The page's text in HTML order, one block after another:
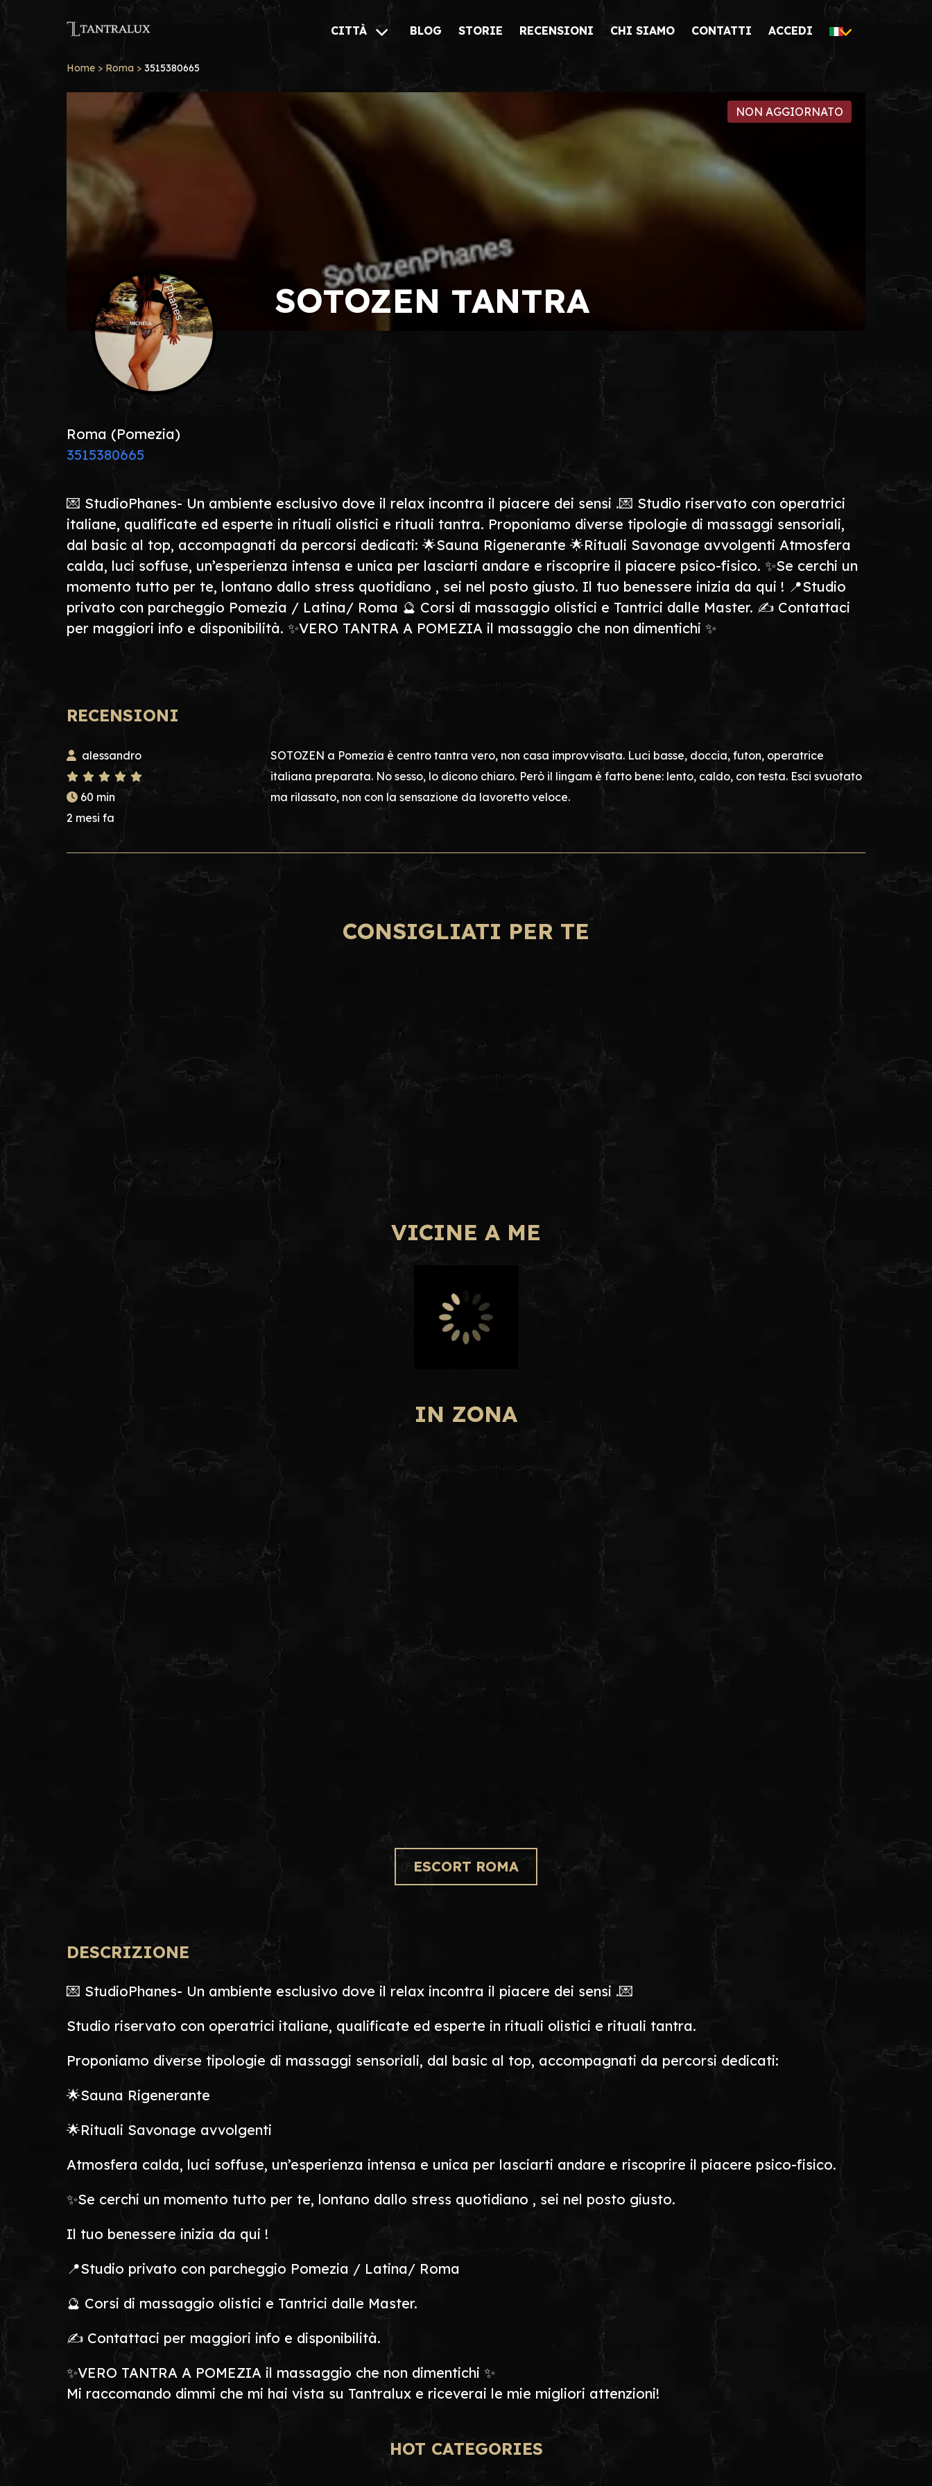
CITTÀ BLOG STORIE RECENSIONI CHI SIAMO CONTATTI ACCEDI
Home > Roma > 3515380665
SOTOZEN TANTRA
NON AGGIORNATO
Roma (Pomezia)
3515380665
💌 StudioPhanes- Un ambiente esclusivo dove il relax incontra il piacere dei sensi .💌 Studio riservato con operatrici
italiane, qualificate ed esperte in rituali olistici e rituali tantra. Proponiamo diverse tipologie di massaggi sensoriali,
dal basic al top, accompagnati da percorsi dedicati: 🌟Sauna Rigenerante 🌟Rituali Savonage avvolgenti Atmosfera
calda, luci soffuse, un’esperienza intensa e unica per lasciarti andare e riscoprire il piacere psico-fisico. ✨Se cerchi un
momento tutto per te, lontano dallo stress quotidiano , sei nel posto giusto. Il tuo benessere inizia da qui ! 📍Studio
privato con parcheggio Pomezia / Latina/ Roma 🔮 Corsi di massaggio olistici e Tantrici dalle Master. ✍️ Contattaci
per maggiori info e disponibilità. ✨VERO TANTRA A POMEZIA il massaggio che non dimentichi ✨
RECENSIONI
alessandro
60 min
2 mesi fa
SOTOZEN a Pomezia è centro tantra vero, non casa improvvisata. Luci basse, doccia, futon, operatrice
italiana preparata. No sesso, lo dicono chiaro. Però il lingam è fatto bene: lento, caldo, con testa. Esci svuotato
ma rilassato, non con la sensazione da lavoretto veloce.
CONSIGLIATI PER TE
VICINE A ME
IN ZONA
ESCORT ROMA
DESCRIZIONE
💌 StudioPhanes- Un ambiente esclusivo dove il relax incontra il piacere dei sensi .💌
Studio riservato con operatrici italiane, qualificate ed esperte in rituali olistici e rituali tantra.
Proponiamo diverse tipologie di massaggi sensoriali, dal basic al top, accompagnati da percorsi dedicati:
🌟Sauna Rigenerante
🌟Rituali Savonage avvolgenti
Atmosfera calda, luci soffuse, un’esperienza intensa e unica per lasciarti andare e riscoprire il piacere psico-fisico.
✨Se cerchi un momento tutto per te, lontano dallo stress quotidiano , sei nel posto giusto.
Il tuo benessere inizia da qui !
📍Studio privato con parcheggio Pomezia / Latina/ Roma
🔮 Corsi di massaggio olistici e Tantrici dalle Master.
✍️ Contattaci per maggiori info e disponibilità.
✨VERO TANTRA A POMEZIA il massaggio che non dimentichi ✨
Mi raccomando dimmi che mi hai vista su Tantralux e riceverai le mie migliori attenzioni!
HOT CATEGORIES